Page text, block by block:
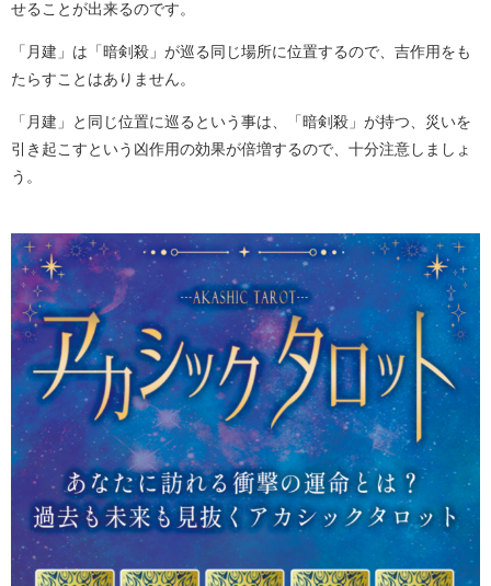
せることが出来るのです。
「月建」は「暗剣殺」が巡る同じ場所に位置するので、吉作用をも
たらすことはありません。
「月建」と同じ位置に巡るという事は、「暗剣殺」が持つ、災いを
引き起こすという凶作用の効果が倍増するので、十分注意しましょ
う。